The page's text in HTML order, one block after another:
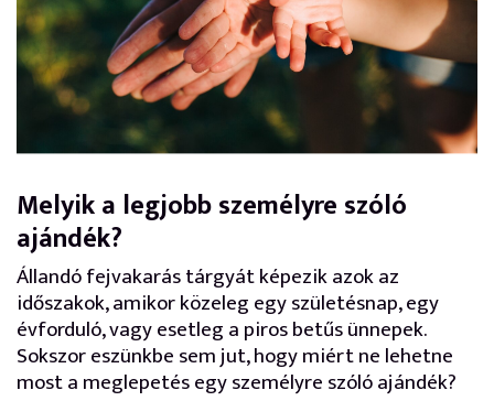
Melyik a legjobb személyre szóló
ajándék?
Állandó fejvakarás tárgyát képezik azok az
időszakok, amikor közeleg egy születésnap, egy
évforduló, vagy esetleg a piros betűs ünnepek.
Sokszor eszünkbe sem jut, hogy miért ne lehetne
most a meglepetés egy személyre szóló ajándék?